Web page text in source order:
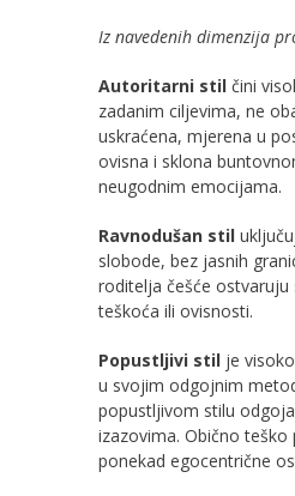
Iz navedenih dimenzija
Autoritarni stil čini
zadanim ciljevima, ne
uskraćena, mjerena u
ovisna i sklona
neugodnim emocijama.
Ravnodušan stil
slobode, bez jasnih
roditelja češće
teškoća ili ovisnosti.
Popustljivi stil je
u svojim odgojnim
popustljivom stilu
izazovima. Obično
ponekad egocentrične